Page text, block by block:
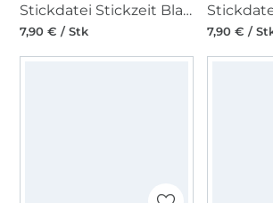
Stickdatei Stickzeit Blanko Windlichtbeutel ITH
7,90 € / Stk 7,90 € /